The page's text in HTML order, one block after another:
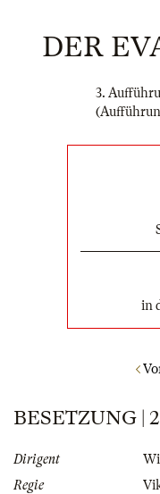
DER
3.
in
BESETZUNG |
Dirigent
Regie